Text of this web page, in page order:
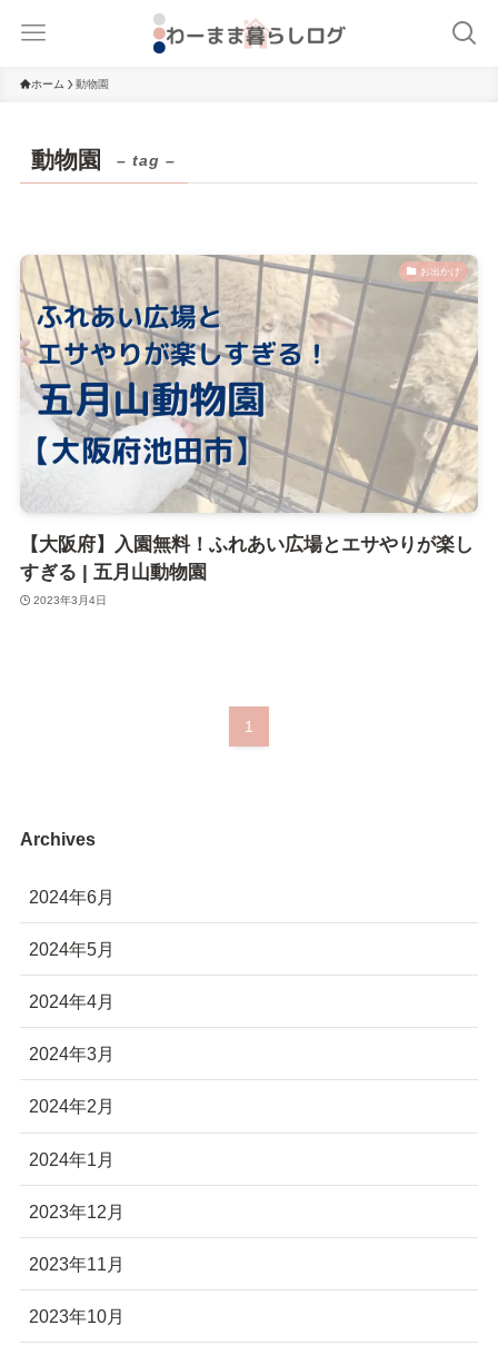
ホーム 動物園
動物園 – tag –
お出かけ
【大阪府】入園無料！ふれあい広場とエサやりが楽し
すぎる | 五月山動物園
2023年3月4日
1
Archives
2024年6月
2024年5月
2024年4月
2024年3月
2024年2月
2024年1月
2023年12月
2023年11月
2023年10月